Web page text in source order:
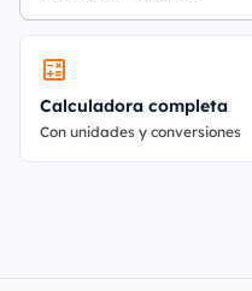
Calculadora completa
Con unidades y conversiones